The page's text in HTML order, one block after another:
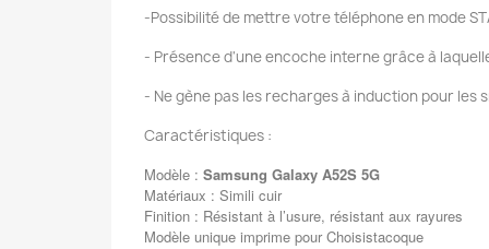
-Possibilité de mettre votre téléphone en mode
- Présence d'une encoche interne grâce à
- Ne gène pas les recharges à induction pour les
Caractéristiques :
Modèle : Samsung Galaxy A52S 5G
Matériaux : Simili cuir
Finition : Résistant à l’usure, résistant aux rayures
Modèle unique imprime pour Choisistacoque